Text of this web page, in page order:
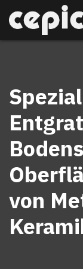
Zum Inhalt springen
von